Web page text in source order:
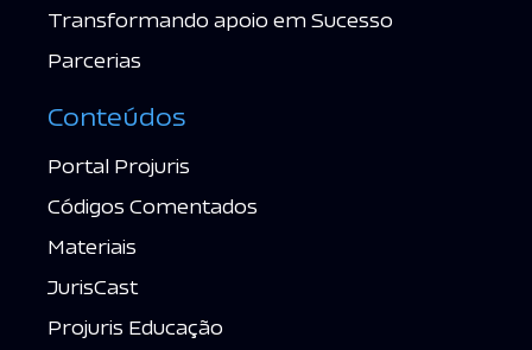
Transformando apoio em Sucesso
Parcerias
Conteúdos
Portal Projuris
Códigos Comentados
Materiais
JurisCast
Projuris Educação